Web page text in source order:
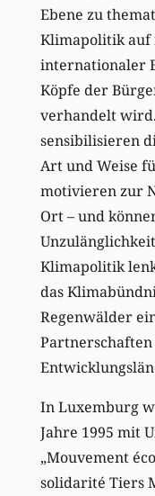
Ebene zu
Klimapolitik auf
internationaler
Köpfe der
verhandelt
sensibilisieren
Art und Weise
motivieren zur
Ort – und
Klimapolitik
das
Regenwälder
Partnerschaften
In Luxemburg
Jahre 1995 mit
„Mouvement
solidarité Tiers